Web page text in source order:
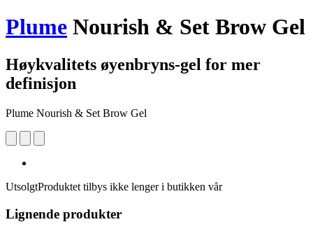
Plume Nourish & Set Brow Gel
Høykvalitets øyenbryns-gel for mer
definisjon
Plume Nourish & Set Brow Gel
UtsolgtProduktet tilbys ikke lenger i butikken vår
Lignende produkter